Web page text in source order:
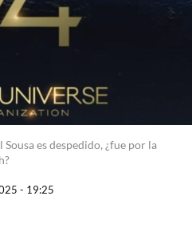
es despedido, ¿fue por la
- 19:25